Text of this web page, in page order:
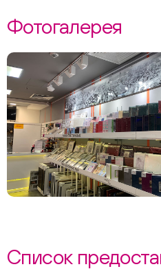
Фотогалерея
Список